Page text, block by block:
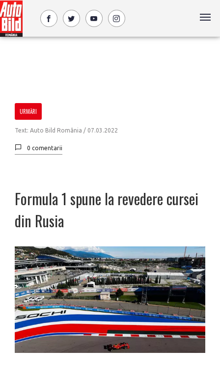
URMĂRI
Text: Auto Bild România / 07.03.2022
0 comentarii
Formula 1 spune la revedere cursei
din Rusia